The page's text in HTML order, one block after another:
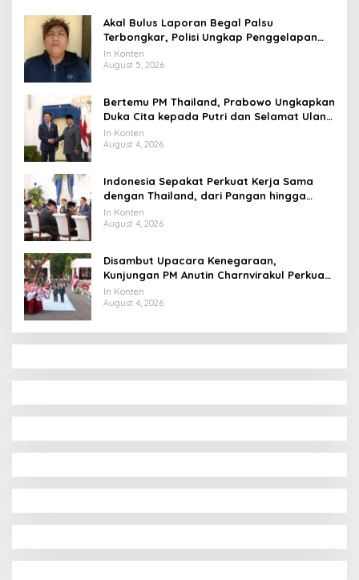
Akal Bulus Laporan Begal Palsu
Terbongkar, Polisi Ungkap Penggelapan
Uang Perusahaan untuk Crypto
In Konten
August 5, 2026
Bertemu PM Thailand, Prabowo Ungkapkan
Duka Cita kepada Putri dan Selamat Ulang
Tahun ke Raja Thailand
In Konten
August 4, 2026
Indonesia Sepakat Perkuat Kerja Sama
dengan Thailand, dari Pangan hingga
Ekonomi Digital
In Konten
August 4, 2026
Disambut Upacara Kenegaraan,
Kunjungan PM Anutin Charnvirakul Perkuat
Hubungan Indonesia-Thailand
In Konten
August 4, 2026